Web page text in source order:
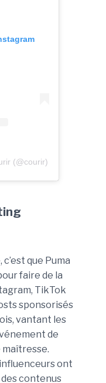
(@courir)
c’est que Puma
faire de la
TikTok
sponsorisés
vantant les
de
ont
des contenus